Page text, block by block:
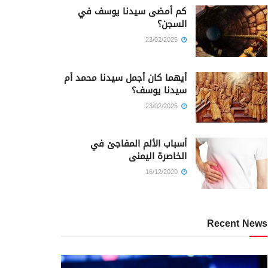
كم أمضى سيدنا يوسف في
السجن؟
أيهما كان أجمل سيدنا محمد أم
سيدنا يوسف؟
أسباب الألم المفاجئ في
الخاصرة اليمنى
Recent News